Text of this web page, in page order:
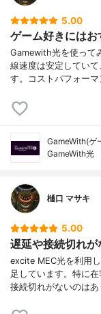
5.00
ゲーム好きにはお
Gamewith光を使って
線速度は安定してい
す。コストパフォー
GameWith(ゲ
GameWith光
樋口 マサキ
5.00
遅延や接続切れが
excite MEC光を利用
足しています。特に
接続切れがないのは